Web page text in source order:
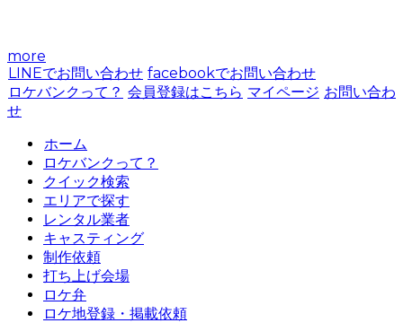
more
LINEでお問い合わせ facebookでお問い合わせ
ロケバンクって？ 会員登録はこちら マイページ お問い合わ
せ
ホーム
ロケバンクって？
クイック検索
エリアで探す
レンタル業者
キャスティング
制作依頼
打ち上げ会場
ロケ弁
ロケ地登録・掲載依頼